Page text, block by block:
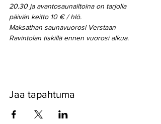
20.30 ja avantosaunailtoina on tarjolla
päivän keitto 10 € / hlö.
Maksathan saunavuorosi Verstaan
Ravintolan tiskillä ennen vuorosi alkua.
Jaa tapahtuma